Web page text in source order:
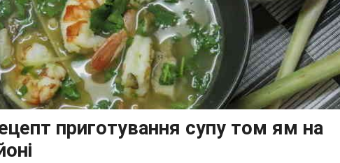
приготування супу том ям на